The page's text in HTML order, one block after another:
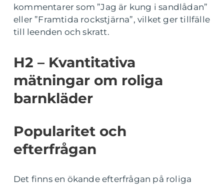
kommentarer som ”Jag är kung i sandlådan”
eller ”Framtida rockstjärna”, vilket ger tillfälle
till leenden och skratt.
H2 – Kvantitativa
mätningar om roliga
barnkläder
Popularitet och
efterfrågan
Det finns en ökande efterfrågan på roliga